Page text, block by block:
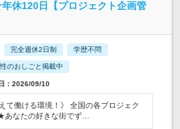
休120日【プロジェクト企画管
完全週休2日制 学歴不問
のおしごと掲載中
：2026/09/10
て働ける環境！》 全国の各プロジェク
あなたの好きな街でず…